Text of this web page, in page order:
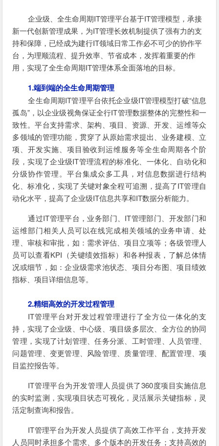
企业级、全生命周期IT管理平台基于IT管理模型，承接
新一代创新管理成果，为IT管理长效机制提供了强有力的支
持和保障，已经成为建行IT领域日常工作必不可少的协作平
台，为理顺流程、提升效率、节省成本，发挥着重要的作
用，实现了全生命周期IT管理体系全面落地的目标。
1.端到端的全生命周期管理
全生命周期IT管理平台依托企业级IT管理模型打破“信息
孤岛”，以企业级视角保证全行IT管理数据整体的完整性和一
致性。平台支持需求、架构、项目、资源、开发、运维等众
多领域的管理功能，贯穿了从原始需求提出、业务建模、立
项、开发实施、项目验收到运维服务等全生命周期各个阶
段，实现了企业级IT管理流程的标准化、一体化、自动化和
分级协作管理。平台集成众多工具，对信息数据进行结构
化、标准化，实现了关键对象全程可追溯，提高了IT管理自
动化水平，提高了企业级IT信息共享和IT数据分析能力。
通过IT管理平台，业务部门、IT管理部门、开发部门和
运维部门相关人员可以在线完成相关领域的业务申请、处
理、审核和审批，如：需求评估、项目立项等；各级管理人
员可以查看KPI（关键绩效指标）和各种报表， 了解总体情
况或细节，如：企业级需求池状态、项目分布图、项目绩效
指标、项目详细信息等。
2.精细高效的开发过程管理
IT管理平台对开发过程管理进行了全方位一体化的支
持，实现了企业级、中心级、项目级多层次、全方位的协同
管理，实现了计划管理、任务分派、工时管理、人员管理、
问题管理、变更管理、风险管理、质量管理、配置管理、项
目监控报告等。
IT管理平台为开发管理人员提供了360度项目实施信息
的实时监测，实现项目状态可视化，灵活展示关键指标，灵
活定制查询和报告。
IT管理平台为开发人员提供了高效工作平台，支持开发
人员同时承担多个需求、多个版本的开发任务；支持高效的